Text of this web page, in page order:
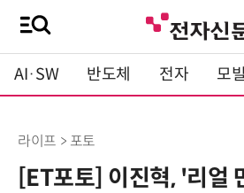
AI·SW 반도체 전자 모
라이프 > 포토
[ET포토] 이진혁, '리얼